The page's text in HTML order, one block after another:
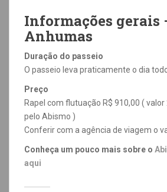
Informações gerais
Anhumas
Duração do passeio
O passeio leva praticamente o dia
Preço
Rapel com flutuação R$ 910,00 (
pelo Abismo )
Conferir com a agência de viagem o
Conheça um pouco mais sobre o
aqui